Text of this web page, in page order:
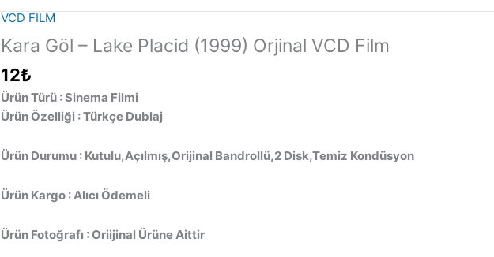
VCD FILM
Kara Göl – Lake Placid (1999) Orjinal VCD Film
12₺
Ürün Türü : Sinema Filmi
Ürün Özelliği : Türkçe Dublaj
Ürün Durumu : Kutulu,Açılmış,Orijinal Bandrollü,2 Disk,Temiz Kondüsyon
Ürün Kargo : Alıcı Ödemeli
Ürün Fotoğrafı : Oriijinal Ürüne Aittir